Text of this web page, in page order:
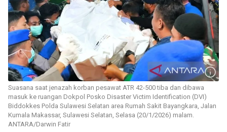
Suasana saat jenazah korban pesawat ATR 42-500 tiba dan dibawa
masuk ke ruangan Dokpol Posko Disaster Victim Identification (DVI)
Biddokkes Polda Sulawesi Selatan area Rumah Sakit Bayangkara, Jalan
Kumala Makassar, Sulawesi Selatan, Selasa (20/1/2026) malam.
ANTARA/Darwin Fatir